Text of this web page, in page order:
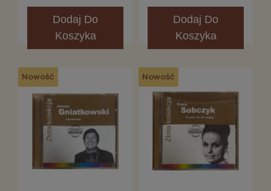
Dodaj Do
Koszyka
Dodaj Do
Koszyka
Nowość Nowość